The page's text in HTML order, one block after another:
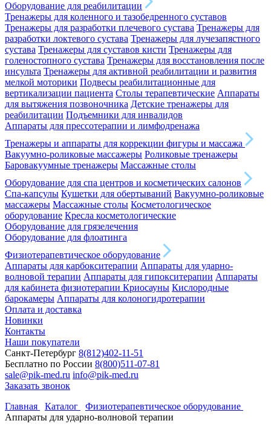
Оборудование для реабилитации
Тренажеры для коленного и тазобедренного суставов
Тренажеры для разработки плечевого сустава Тренажеры для
разработки локтевого сустава Тренажеры для лучезапястного
сустава Тренажеры для суставов кисти Тренажеры для
голеностопного сустава Тренажеры для восстановления после
инсульта Тренажеры для активной реабилитации и развития
мелкой моторики Подвесы реабилитационные для
вертикализации пациента Столы терапевтические Аппараты
для вытяжения позвоночника Детские тренажеры для
реабилитации Подъемники для инвалидов
Аппараты для прессотерапии и лимфодренажа
Тренажеры и аппараты для коррекции фигуры и массажа
Вакуумно-роликовые массажеры Роликовые тренажеры
Баровакуумные тренажеры Массажные столы
Оборудование для спа центров и косметических салонов
Спа-капсулы Кушетки для обертываний Вакуумно-роликовые
массажеры Массажные столы Косметологическое
оборудование Кресла косметологические
Оборудование для грязелечения
Оборудование для флоатинга
Физиотерапевтическое оборудование
Аппараты для карбокситерапии Аппараты для ударно-
волновой терапии Аппараты для гипокситерапии Аппараты
для кабинета физиотерапии Криосауны Кислородные
барокамеры Аппараты для колоногидротерапии
Оплата и доставка
Новинки
Контакты
Наши покупатели
Санкт-Петербург 8(812)402-11-51
Бесплатно по России 8(800)511-07-81
sale@pik-med.ru info@pik-med.ru
Заказать звонок
Главная
Каталог
Физиотерапевтическое оборудование
Аппараты для ударно-волновой терапии